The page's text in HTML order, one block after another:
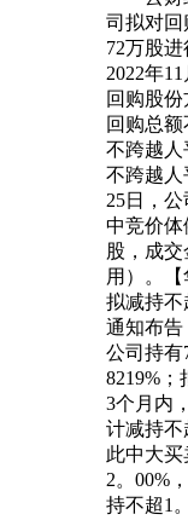
司拟对回
72万股
2022年
回购股
回购总额
不跨越人
不跨越人
25日，
中竞价体
股，成
用）。
拟减持不
通知布告
公司持有
8219%；
3个月内
计减持不
此中大买
2。00%
持不超1